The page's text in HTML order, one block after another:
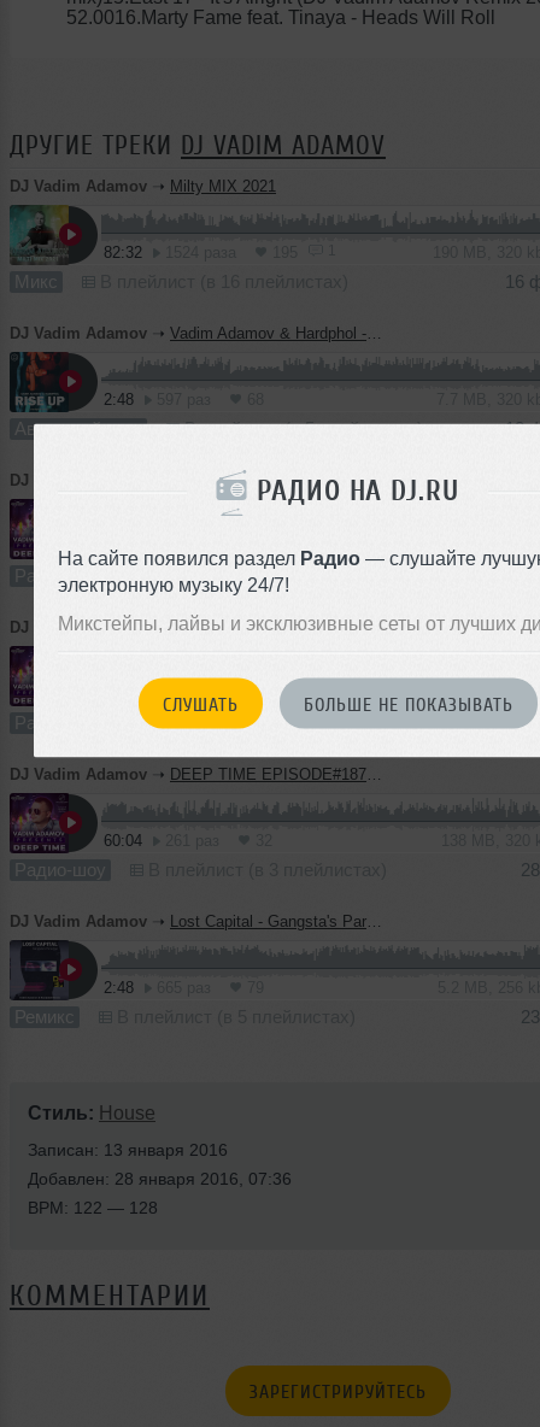
РАДИО НА DJ.RU
На сайте появился раздел Радио — слушайте
электронную музыку 24/7!
Микстейпы, лайвы и эксклюзивные сеты от лучших
СЛУШАТЬ БОЛЬШЕ НЕ ПОКАЗЫВАТЬ
52.0016.Marty Fame feat. Tinaya - Heads Will Roll
ДРУГИЕ ТРЕКИ DJ VADIM ADAMOV
DJ Vadim Adamov ➝ Milty MIX 2021
82:32
Микс 16
DJ Vadim Adamov ➝ Vadim Adamov & Hardphol - Rise Up
2:48
Авторский трек В плейлист (в 5 плейлистах) 12
DJ Vadim Adamov DEEP TIME EPISODE#189 [Record Deep] (11-02-2021)
59:40 138 MB,
Радио-шоу В плейлист (в 3 плейлистах) 10
DJ Vadim Adamov ➝DEEP TIME EPISODE#188 [Record Deep] (04-02-2021
57:27 35 133 MB,
Радио-шоу В плейлист (в 1 плейлисте) 04
DJ Vadim Adamov ➝ DEEP TIME EPISODE#187 [Record Deep] (28-01-2021)
60:04
Радио-шоу
DJ Vadim Adamov ➝ Lost Capital - Gangsta's Paradise (Vadim Adamov & Hardphol Remix)
2:48
Ремикс
Стиль: House
Записан: 13 января 2016
Добавлен: 28 января 2016, 07:36
BPM: 122 — 128
КОММЕНТАРИИ
ЗАРЕГИСТРИРУЙТЕСЬ